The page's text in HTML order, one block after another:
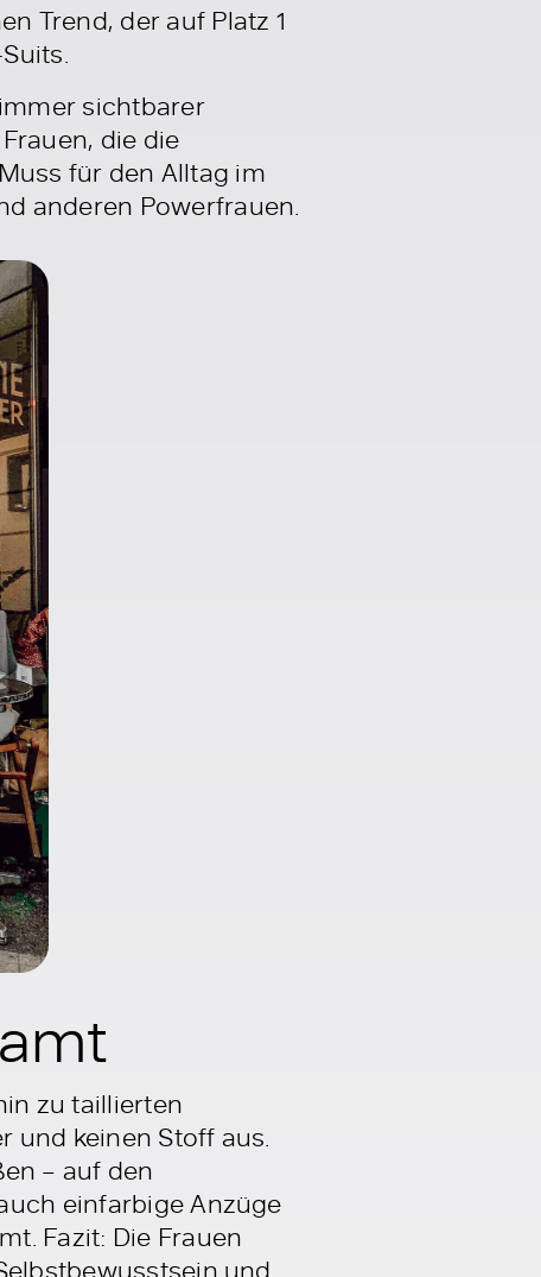
Trend, der auf Platz 1
sichtbarer
die die
für den Alltag im
anderen Powerfrauen.
zu taillierten
und keinen Stoff aus.
– auf den
einfarbige Anzüge
Fazit: Die Frauen
und